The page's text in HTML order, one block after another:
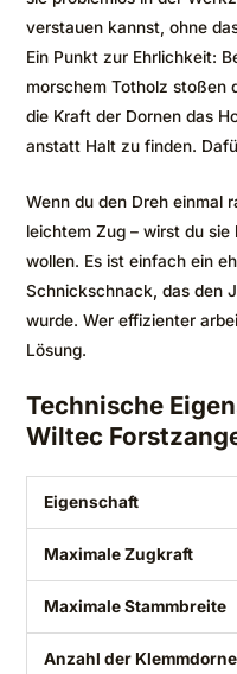
verstauen kannst, ohne
Ein Punkt zur Ehrlichkeit:
morschem Totholz stoßen
die Kraft der Dornen das
anstatt Halt zu finden.
Wenn du den Dreh einmal
leichtem Zug – wirst du
wollen. Es ist einfach ein
Schnickschnack, das den
wurde. Wer effizienter
Lösung.
Technische
Wiltec
Eigenschaft
Maximale Zugkraft
Maximale Stammbreite
Anzahl der Klemmdorne